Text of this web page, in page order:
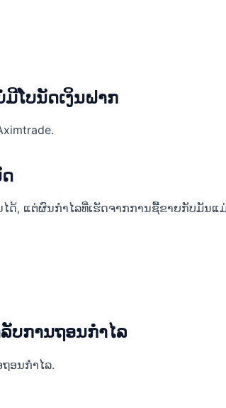
ມີໂບນັດເງິນຝາກ
ໄດ້, ແຕ່ຜົນກໍາໄລທີ່ເຮັດຈາກການຊື້ຂາຍກັບມັນແ
ບການຖອນກໍາໄລ
ອນກໍາໄລ.